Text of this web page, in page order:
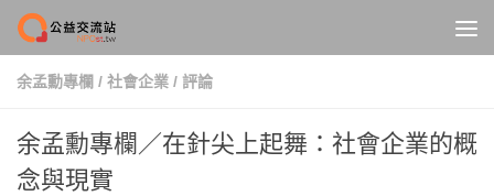
Skip to content
余孟勳專欄 / 社會企業 / 評論
余孟勳專欄／在針尖上起舞：社會企業的概
念與現實